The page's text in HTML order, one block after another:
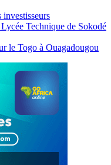
investisseurs
Technique de Sokodé
le Togo à Ouagadougou